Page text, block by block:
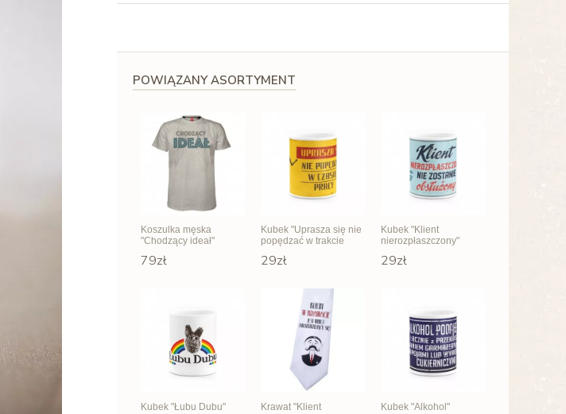
POWIĄZANY ASORTYMENT
Koszulka męska
"Chodzący ideał"
79zł
Kubek "Uprasza się nie
popędzać w trakcie
29zł
Kubek "Klient
nierozpłaszczony"
29zł
Kubek "Łubu Dubu"
Krawat "Klient
Kubek "Alkohol"